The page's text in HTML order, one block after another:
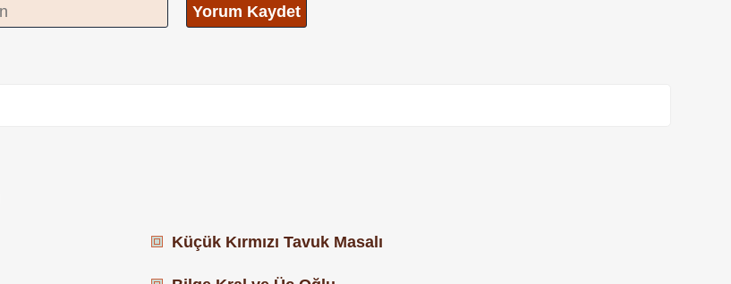
Yorum Kaydet
Küçük Kırmızı Tavuk Masalı